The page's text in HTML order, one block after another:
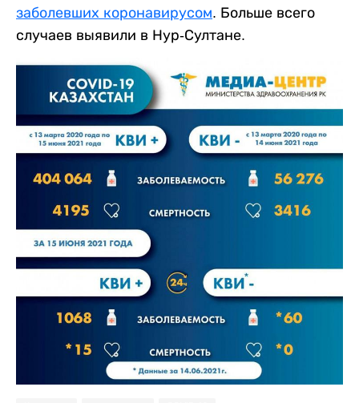
заболевших коронавирусом. Больше всего
случаев выявили в Нур-Султане.